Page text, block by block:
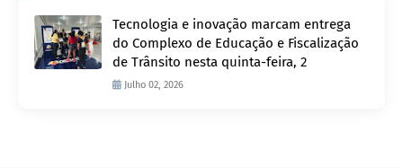
Tecnologia e inovação marcam entrega
do Complexo de Educação e Fiscalização
de Trânsito nesta quinta-feira, 2
Julho 02, 2026